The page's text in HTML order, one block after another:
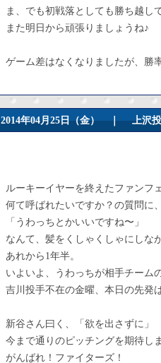
ま、でも初戦落としても勝ち越し
また明日から頑張りましょうね♪
ゲーム差はなくなりましたが、勝
2014年04月25日（金） ｜上沢
ルーキーイヤーを終えたファンフ
何て呼ばれたいですか？の質問に、
「うわっちとかいいですね〜」
なんて、髪をくしゃくしゃにしな
あれから1年半。
いよいよ、うわっちが相手チーム
吉川投手不在の金曜、本日の先発
新谷さん曰く、「欲を出さずに」
今まで通りのピッチングを期待し
がんばれ！ファイターズ！